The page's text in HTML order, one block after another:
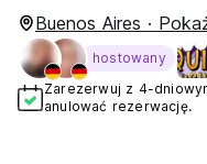
Buenos Aires ·
hostowany
Zarezerwuj z 4-
anulować rezerwację.